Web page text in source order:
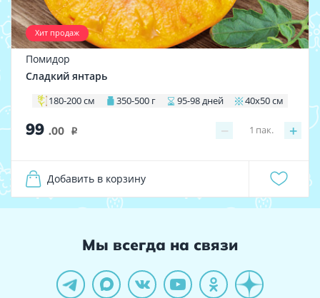
Хит продаж
Помидор
Сладкий янтарь
180-200 см 350-500 г 95-98 дней 40х50 см
99 .00 i − +
1 пак.
Добавить в корзину
Мы всегда на связи